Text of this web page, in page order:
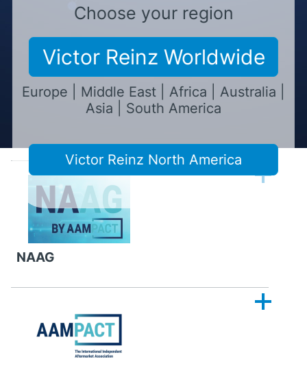
NAAG
Choose your region
Victor Reinz Worldwide
Europe | Middle East | Africa | Australia |
Asia | South America
Victor Reinz North America